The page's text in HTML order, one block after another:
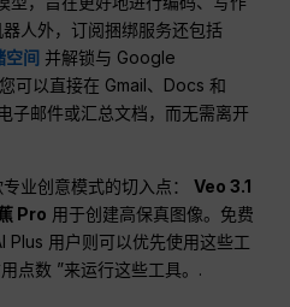
人外，订阅捆绑服务还包括
间 并解锁与 Google
可以直接在 Gmail、Docs 和
子邮件或汇总文档，而无需离开
业创意模式的切入点：Veo 3.1
Pro 用于创建高保真图像。免费
Plus 用户则可以优先使用这些工
点数 ”来运行这些工具。.